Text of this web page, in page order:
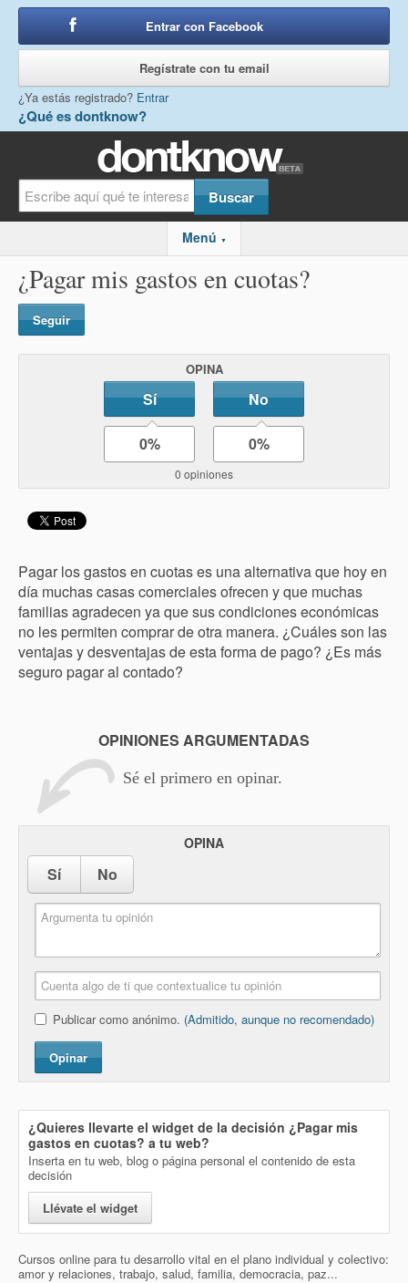
¿Qué es dontknow?
Entrar con Facebook
Regístrate con tu email
¿Ya estás registrado? Entrar
Menú ▼
¿Pagar mis gastos en cuotas?
Seguir
OPINA
Sí No
0% 0%
0 opiniones
Pagar los gastos en cuotas es una alternativa que hoy en
día muchas casas comerciales ofrecen y que muchas
familias agradecen ya que sus condiciones económicas
no les permiten comprar de otra manera. ¿Cuáles son las
ventajas y desventajas de esta forma de pago? ¿Es más
seguro pagar al contado?
OPINIONES ARGUMENTADAS
Sé el primero en opinar.
OPINA
Sí No
Publicar como anónimo. (Admitido, aunque no recomendado)
Opinar
¿Quieres llevarte el widget de la decisión ¿Pagar mis
gastos en cuotas? a tu web?
Inserta en tu web, blog o página personal el contenido de esta
decisión
Llévate el widget
Cursos online para tu desarrollo vital en el plano individual y colectivo:
amor y relaciones, trabajo, salud, familia, democracia, paz...